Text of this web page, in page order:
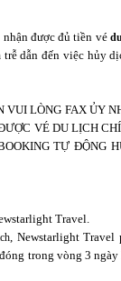
được đủ tiền vé
dẫn đến việc hủy
LÒNG FAX ỦY
VÉ DU LỊCH
TỰ ĐỘNG
Travel.
, Newstarlight Travel
trong vòng 3